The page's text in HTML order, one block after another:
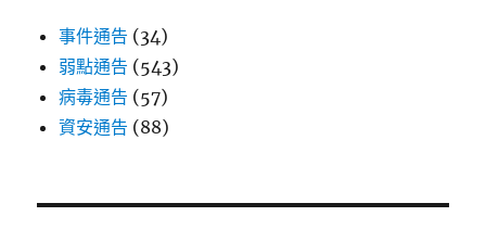
事件通告 (34)
弱點通告 (543)
病毒通告 (57)
資安通告 (88)